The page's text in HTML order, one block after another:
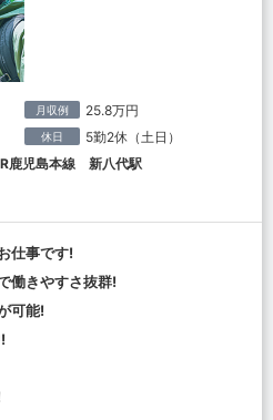
月収例 25.8万円
休日 5勤2休（土日）
鹿児島本線 新八代駅
仕事です!
働きやすさ抜群!
可能!